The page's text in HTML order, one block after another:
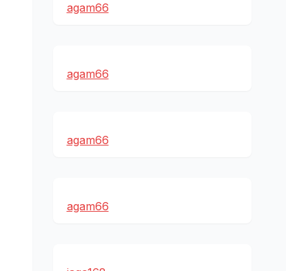
agam66
agam66
agam66
agam66